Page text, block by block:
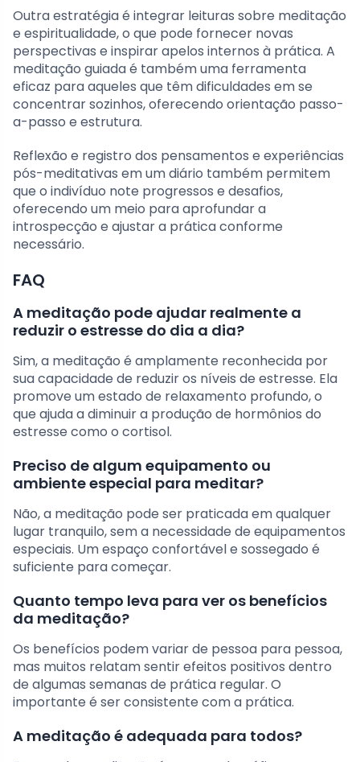
Outra estratégia é integrar leituras sobre meditação
e espiritualidade, o que pode fornecer novas
perspectivas e inspirar apelos internos à prática. A
meditação guiada é também uma ferramenta
eficaz para aqueles que têm dificuldades em se
concentrar sozinhos, oferecendo orientação passo-
a-passo e estrutura.
Reflexão e registro dos pensamentos e experiências
pós-meditativas em um diário também permitem
que o indivíduo note progressos e desafios,
oferecendo um meio para aprofundar a
introspecção e ajustar a prática conforme
necessário.
FAQ
A meditação pode ajudar realmente a
reduzir o estresse do dia a dia?
Sim, a meditação é amplamente reconhecida por
sua capacidade de reduzir os níveis de estresse. Ela
promove um estado de relaxamento profundo, o
que ajuda a diminuir a produção de hormônios do
estresse como o cortisol.
Preciso de algum equipamento ou
ambiente especial para meditar?
Não, a meditação pode ser praticada em qualquer
lugar tranquilo, sem a necessidade de equipamentos
especiais. Um espaço confortável e sossegado é
suficiente para começar.
Quanto tempo leva para ver os benefícios
da meditação?
Os benefícios podem variar de pessoa para pessoa,
mas muitos relatam sentir efeitos positivos dentro
de algumas semanas de prática regular. O
importante é ser consistente com a prática.
A meditação é adequada para todos?